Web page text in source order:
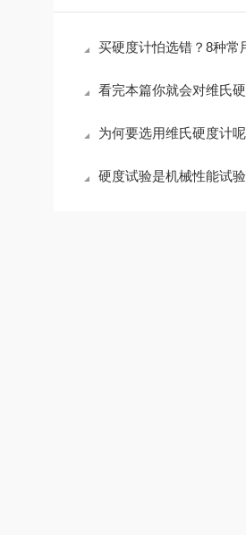
买硬度计怕选错？8种常用硬度计的适用范
看完本篇你就会对维氏硬度计有更多了
为何要选用维氏硬度计呢？又有哪些好处
硬度试验是机械性能试验中简单的一种方法，今天来说说每款硬度计的